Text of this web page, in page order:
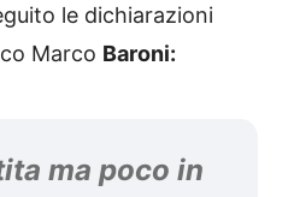
le dichiarazioni
Marco Baroni:
ma poco in